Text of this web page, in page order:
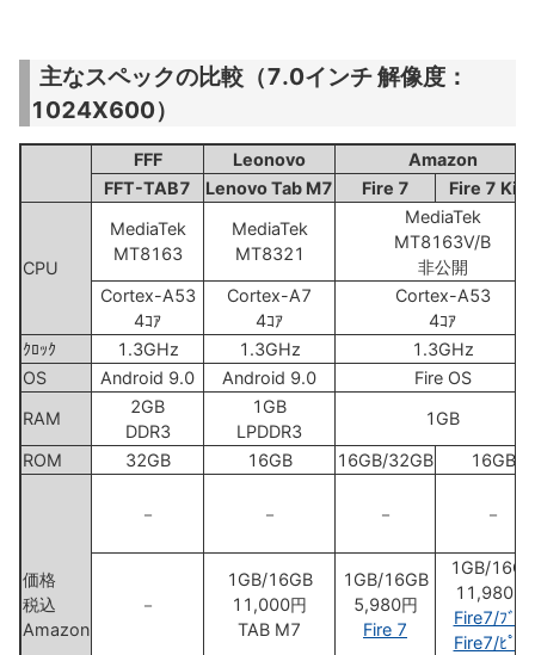
主なスペックの比較（7.0インチ 解像度：
1024X600）
FFF Leonovo
Amazon
FFT-TAB7
Lenovo Tab M7 Fire 7 Fire 7
CPU
MediaTek
MT8163
MediaTek
MT8321
MediaTek
MT8163V/B
非公開
Cortex-A53
4ｺｱ
Cortex-A7
4ｺｱ
Cortex-A53
4ｺｱ
ｸﾛｯｸ
1.3GHz 1.3GHz
1.3GHz
OS
Android 9.0 Android 9.0
Fire OS
RAM
2GB
DDR3
1GB
LPDDR3
1GB
ROM 32GB 16GB 16GB/32GB 16GB
価格
税込
Amazon
－ － － －
－
1GB/16GB
11,000円
TAB M7
1GB/16GB
5,980円
Fire 7
1GB/16GB
11,980円
Fire7/ﾌﾞﾙｰ
Fire7/ﾋﾟﾝｸ